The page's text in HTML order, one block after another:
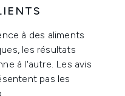
à des aliments
les résultats
à l'autre. Les avis
pas les